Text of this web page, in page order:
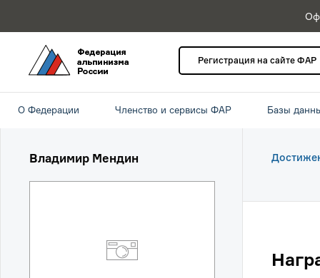
Регистрация на сайте ФАР
О Федерации Членство и сервисы ФАР Базы
Владимир Мендин